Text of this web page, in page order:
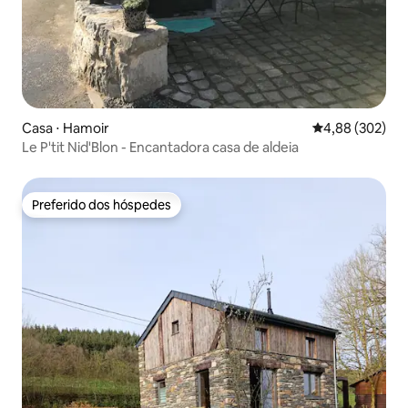
Casa ⋅ Hamoir 4,88 de uma
4,88 (302)
Le P'tit Nid'Blon - Encantadora casa de aldeia
Preferido dos hóspedes
Preferido dos hóspedes